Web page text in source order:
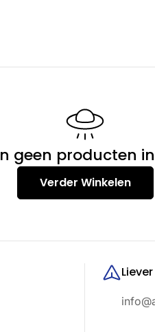
geen producten
Verder Winkelen